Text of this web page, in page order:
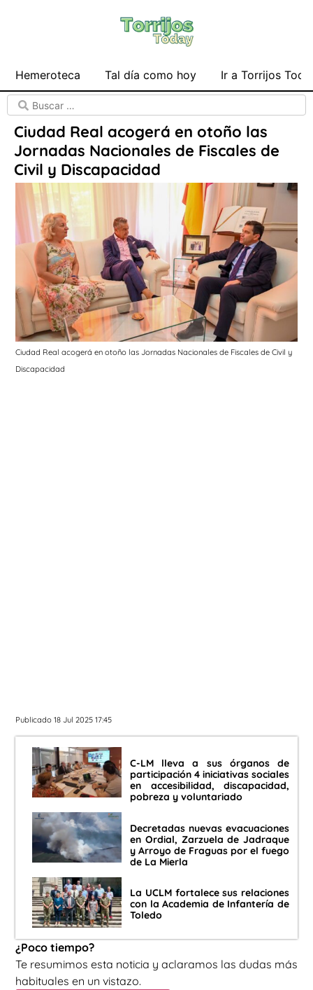
Hemeroteca Tal día como hoy Ir a Torrijos
Ciudad Real acogerá en otoño las
Jornadas Nacionales de Fiscales de
Civil y Discapacidad
Ciudad Real acogerá en otoño las Jornadas Nacionales de Fiscales de Civil y
Discapacidad
Publicado 18 Jul 2025 17:45
C-LM lleva a sus órganos de
participación 4 iniciativas sociales
en accesibilidad, discapacidad,
pobreza y voluntariado
Decretadas nuevas evacuaciones
en Ordial, Zarzuela de Jadraque
y Arroyo de Fraguas por el fuego
de La Mierla
La UCLM fortalece sus relaciones
con la Academia de Infantería de
Toledo
¿Poco tiempo?
Te resumimos esta noticia y aclaramos las dudas más
habituales en un vistazo.